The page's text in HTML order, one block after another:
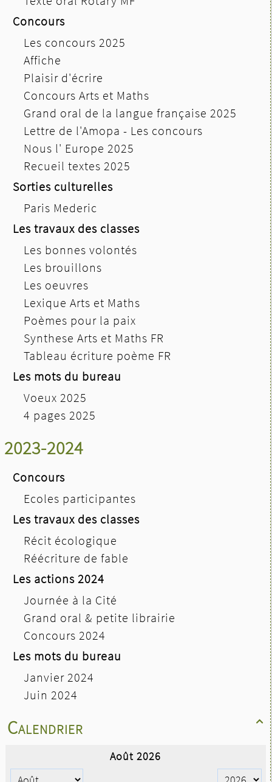
Concours
Les concours 2025
Affiche
Plaisir d'écrire
Concours Arts et Maths
Grand oral de la langue française 2025
Lettre de l'Amopa - Les concours
Nous l' Europe 2025
Recueil textes 2025
Sorties culturelles
Paris Mederic
Les travaux des classes
Les bonnes volontés
Les brouillons
Les oeuvres
Lexique Arts et Maths
Poèmes pour la paix
Synthese Arts et Maths FR
Tableau écriture poème FR
Les mots du bureau
Voeux 2025
4 pages 2025
2023-2024
Concours
Ecoles participantes
Les travaux des classes
Récit écologique
Réécriture de fable
Les actions 2024
Journée à la Cité
Grand oral & petite librairie
Concours 2024
Les mots du bureau
Janvier 2024
Juin 2024

Calendrier